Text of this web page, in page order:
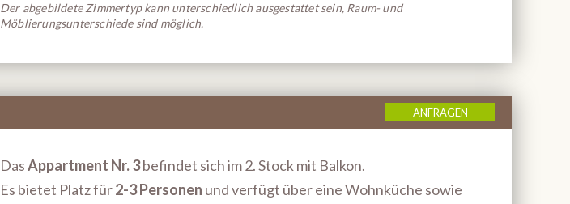
Der abgebildete Zimmertyp kann unterschiedlich ausgestattet sein, Raum- und
Möblierungsunterschiede sind möglich.
ANFRAGEN
DasAppartment Nr. 3befindet sich im 2. Stock mit Balkon.
Es bietet Platz für2-3 Personen und verfügt über eine Wohnküche sowie